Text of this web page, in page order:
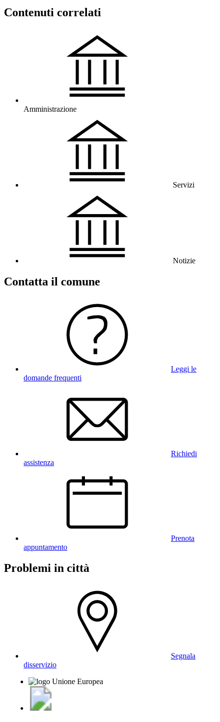
Contenuti correlati
Amministrazione
Servizi
Notizie
Contatta il comune
Leggi le
domande frequenti
Richiedi
assistenza
Prenota
appuntamento
Problemi in città
Segnala
disservizio